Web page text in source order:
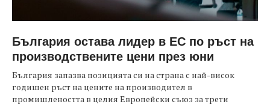
България остава лидер в ЕС по ръст на
производствените цени през юни
България запазва позицията си на страна с най-висок
годишен ръст на цените на производител в
промишлеността в целия Европейски съюз за трети